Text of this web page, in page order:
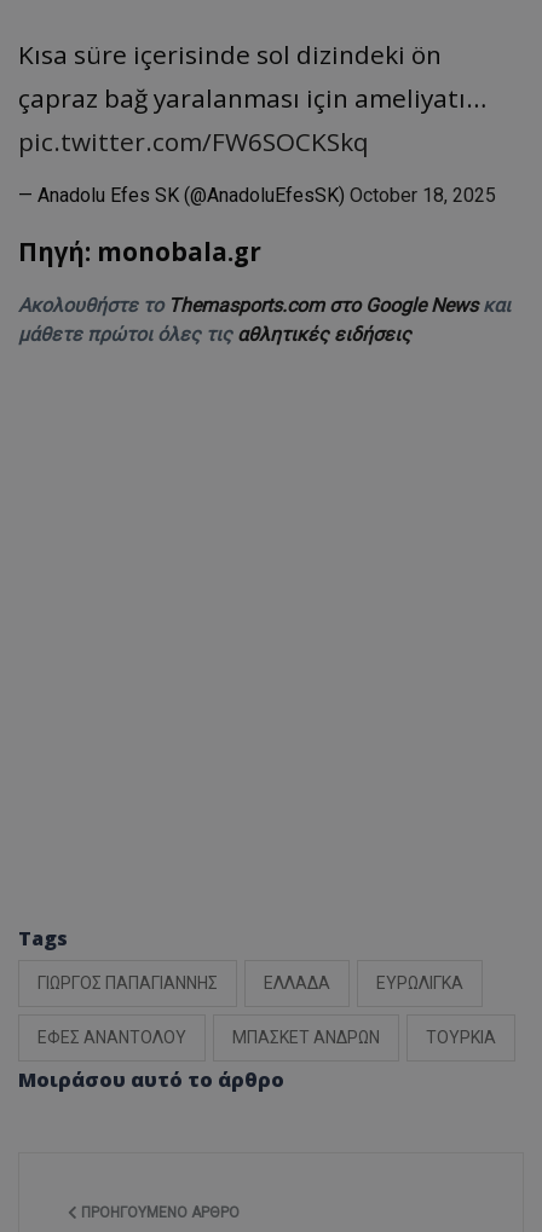
Kısa süre içerisinde sol dizindeki ön
çapraz bağ yaralanması için ameliyatı…
pic.twitter.com/FW6SOCKSkq
— Anadolu Efes SK (@AnadoluEfesSK) October 18, 2025
Πηγή: monobala.gr
Ακολουθήστε το Themasports.com στο Google Newsκαι
μάθετε πρώτοι όλες τις αθλητικές ειδήσεις
Tags
ΓΙΩΡΓΟΣ ΠΑΠΑΓΙΑΝΝΗΣ ΕΛΛΑΔΑ ΕΥΡΩΛΙΓΚΑ
ΕΦΕΣ ΑΝΑΝΤΟΛΟΥ ΜΠΑΣΚΕΤ ΑΝΔΡΩΝ ΤΟΥΡΚΙΑ
Μοιράσου αυτό το άρθρο
ΠΡΟΗΓΟΎΜΕΝΟ ΆΡΘΡΟ